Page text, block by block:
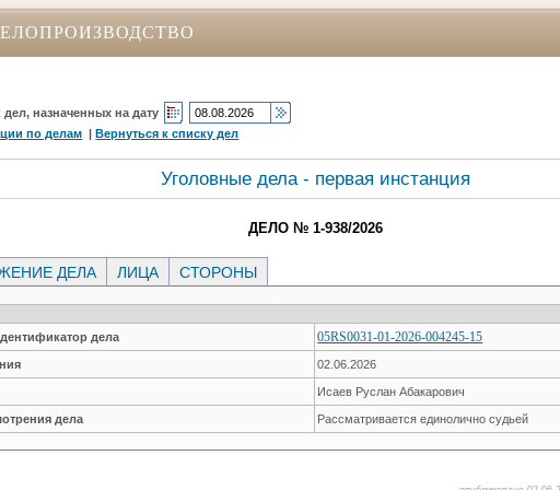
назначенных на дату
по делам |Вернуться к списку дел
Уголовные дела - первая инстанция
ДЕЛО № 1-938/2026
ДЕЛА ЛИЦА СТОРОНЫ
дела
05RS0031-01-2026-004245-15
02.06.2026
Исаев Руслан Абакарович
дела Рассматривается единолично судьей